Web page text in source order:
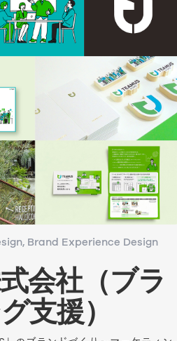
Brand Experience Design
会社（ブラ
支援）
Brand Experience Design
会社（ブラ
支援）